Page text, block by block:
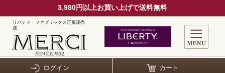
3,980円以上お買い上げで送料無料
リバティ・ファブリックス正規販売
店
ログイン カート